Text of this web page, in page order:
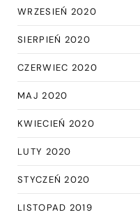
WRZESIEŃ 2020
SIERPIEŃ 2020
CZERWIEC 2020
MAJ 2020
KWIECIEŃ 2020
LUTY 2020
STYCZEŃ 2020
LISTOPAD 2019